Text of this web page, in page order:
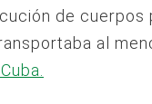
de cuerpos
al